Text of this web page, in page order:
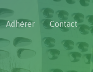
Adhérer Contact